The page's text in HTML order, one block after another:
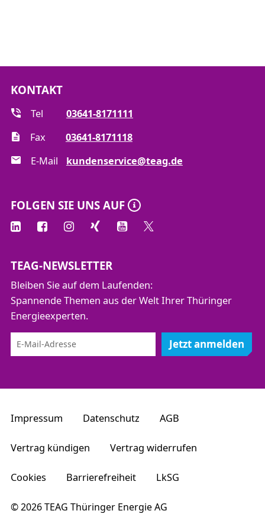
KONTAKT
Tel
03641-8171111
Fax
03641-8171118
E-Mail
kundenservice@teag.de
FOLGEN SIE UNS AUF
TEAG-NEWSLETTER
Bleiben Sie auf dem Laufenden:
Spannende Themen aus der Welt Ihrer Thüringer
Energieexperten.
Jetzt anmelden
Impressum Datenschutz AGB
Vertrag kündigen Vertrag widerrufen
Cookies Barrierefreiheit LkSG
© 2026 TEAG Thüringer Energie AG